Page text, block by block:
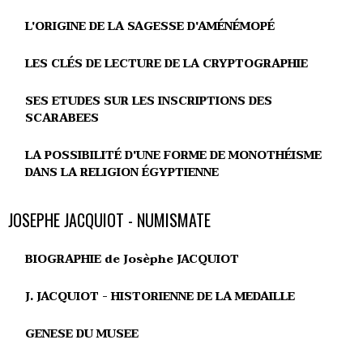
L'ORIGINE DE LA SAGESSE D'AMÉNÉMOPÉ
LES CLÉS DE LECTURE DE LA CRYPTOGRAPHIE
SES ETUDES SUR LES INSCRIPTIONS DES
SCARABEES
LA POSSIBILITÉ D'UNE FORME DE MONOTHÉISME
DANS LA RELIGION ÉGYPTIENNE
JOSEPHE JACQUIOT - NUMISMATE
BIOGRAPHIE de Josèphe JACQUIOT
J. JACQUIOT - HISTORIENNE DE LA MEDAILLE
GENESE DU MUSEE